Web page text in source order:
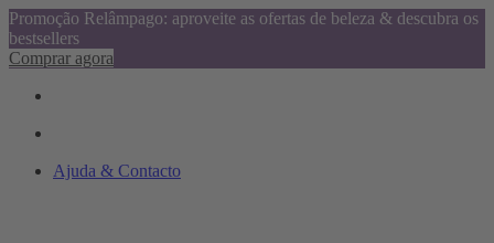
Promoção Relâmpago: aproveite as ofertas de beleza & descubra os
bestsellers
Comprar agora
Ajuda & Contacto